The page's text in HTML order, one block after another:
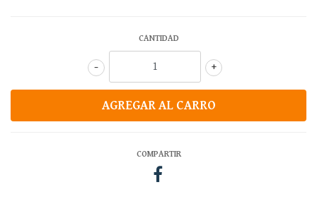
CANTIDAD
+
-
COMPARTIR